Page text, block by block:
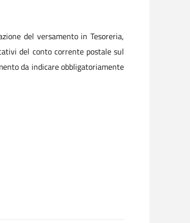
del versamento in Tesoreria,
del conto corrente postale sul
da indicare obbligatoriamente